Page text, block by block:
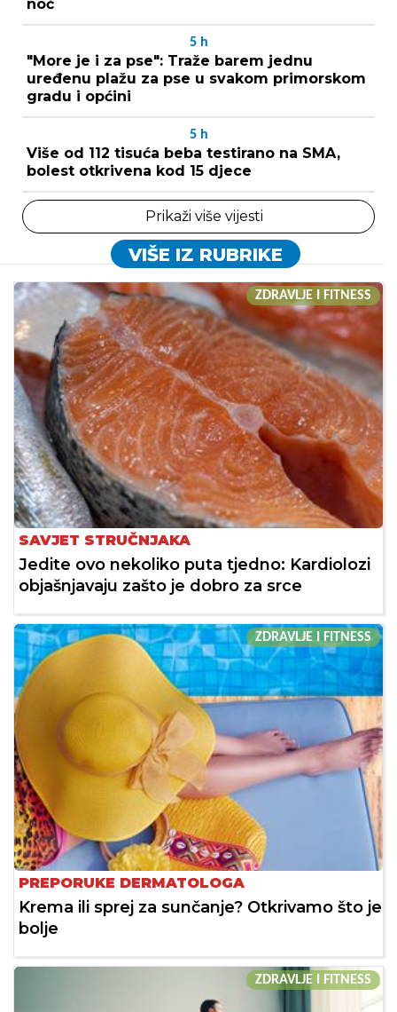
noć
5 h
"More je i za pse": Traže barem jednu
uređenu plažu za pse u svakom primorskom
gradu i općini
5 h
Više od 112 tisuća beba testirano na SMA,
bolest otkrivena kod 15 djece
Prikaži više vijesti
VIŠE IZ RUBRIKE
ZDRAVLJE I FITNESS
SAVJET STRUČNJAKA
Jedite ovo nekoliko puta tjedno: Kardiolozi
objašnjavaju zašto je dobro za srce
ZDRAVLJE I FITNESS
PREPORUKE DERMATOLOGA
Krema ili sprej za sunčanje? Otkrivamo što je
bolje
ZDRAVLJE I FITNESS